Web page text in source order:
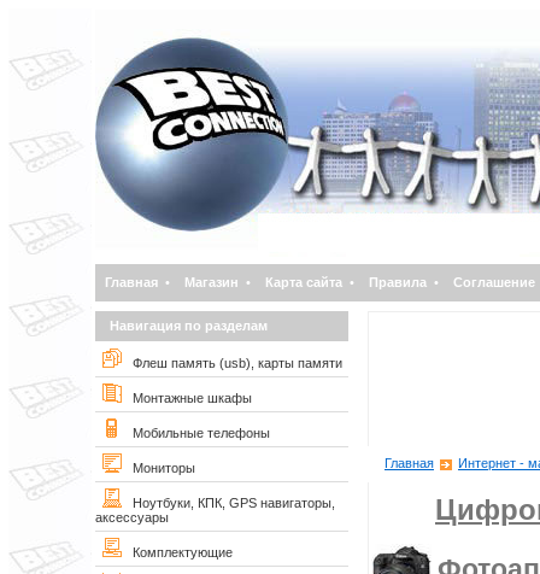
Главная • Магазин • Карта сайта • Правила • Соглашение
Навигация по разделам
Флеш память (usb), карты памяти
Монтажные шкафы
Мобильные телефоны
Мониторы
Ноутбуки, КПК, GPS навигаторы,
аксессуары
Комплектующие
Главная Интернет -